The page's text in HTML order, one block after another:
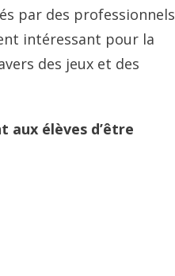
par des professionnels
intéressant pour la
des jeux et des
aux élèves d’être